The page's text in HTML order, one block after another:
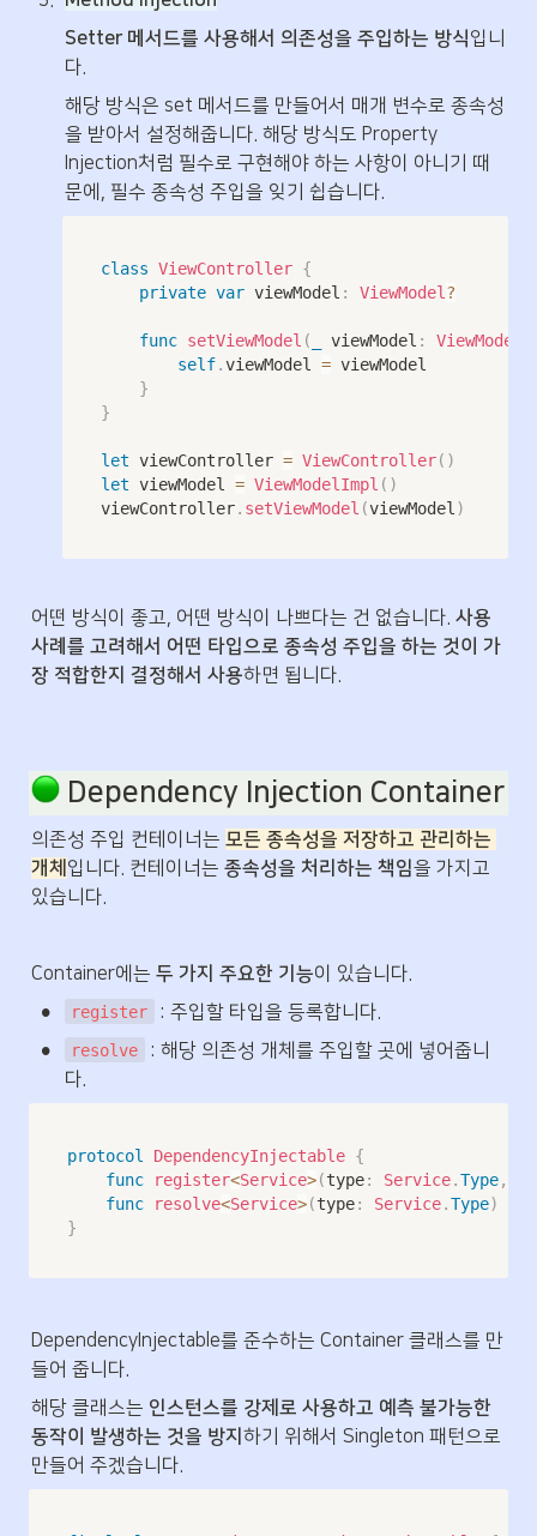
Setter 메서드를 사용해서 의존성을 주입하는 방식입니
다.
해당 방식은 set 메서드를 만들어서 매개 변수로 종속성
을 받아서 설정해줍니다. 해당 방식도 Property
Injection처럼 필수로 구현해야 하는 사항이 아니기 때
문에, 필수 종속성 주입을 잊기 쉽습니다.
class ViewController {
private var viewModel : ViewModel ?
func setViewModel ( viewModel : ViewModel
self.viewModel = viewModel
}
}
let viewController = ViewController( )
let viewModel = ViewModelImpl ( )
viewController. setViewModel (viewModel )
어떤 방식이 좋고, 어떤 방식이 나쁘다는 건 없습니다. 사용
사례를 고려해서 어떤 타입으로 종속성 주입을 하는 것이 가
장 적합한지 결정해서 사용하면 됩니다.
Dependency Injection Container
의존성 주입 컨테이너는 모든 종속성을 저장하고 관리하는
개체 입니다. 컨테이너는 종속성을 처리하는 책임을 가지고
있습니다.
Container에는 두 가지 주요한 기능이 있습니다.
• register : 주입할 타입을 등록합니다.
• resolve
: 해당 의존성 개체를 주입할 곳에 넣어줍니
다.
protocol DependencyInjectable {
func
register<Service>(type: Service.Type,
func
resolve<Service>(type: Service.Type)
}
DependencyInjectable를 준수하는 Container 클래스를 만
들어 줍니다.
해당 클래스는 인스턴스를 강제로 사용하고 예측 불가능한
동작이 발생하는 것을 방지 하기 위해서 Singleton 패턴으로
만들어 주겠습니다.